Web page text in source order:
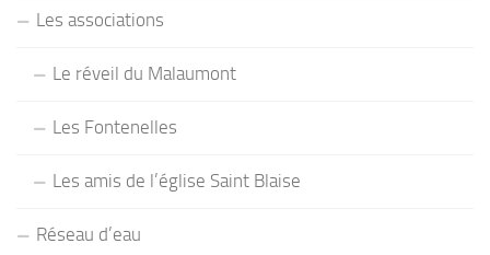
Les associations
Le réveil du Malaumont
Les Fontenelles
Les amis de l’église Saint Blaise
Réseau d’eau